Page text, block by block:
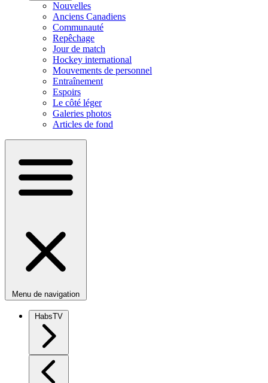
Nouvelles
Anciens Canadiens
Communauté
Repêchage
Jour de match
Hockey international
Mouvements de personnel
Entraînement
Espoirs
Le côté léger
Galeries photos
Articles de fond
Menu de navigation
HabsTV